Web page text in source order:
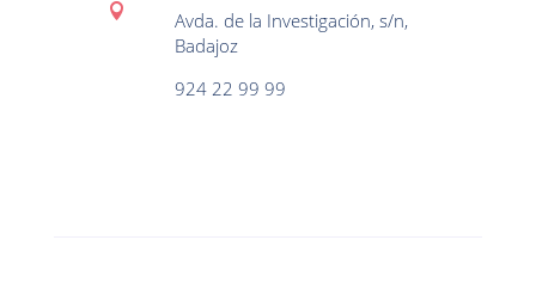

Avda. de la Investigación, s/n,
Badajoz
924 22 99 99